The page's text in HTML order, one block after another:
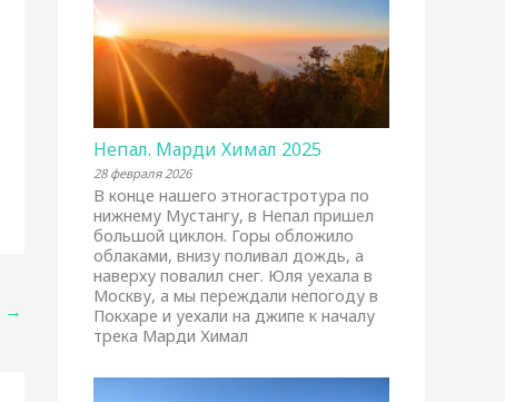
→
Непал. Марди Химал 2025
28 февраля 2026
В конце нашего этногастротура по
нижнему Мустангу, в Непал пришел
большой циклон. Горы обложило
облаками, внизу поливал дождь, а
наверху повалил снег. Юля уехала в
Москву, а мы переждали непогоду в
Покхаре и уехали на джипе к началу
трека Марди Химал